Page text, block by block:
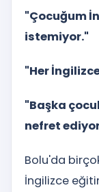
"Çocuğum
istemiyor."
"Her
"Başka
nefret
Bolu'da
İngilizce